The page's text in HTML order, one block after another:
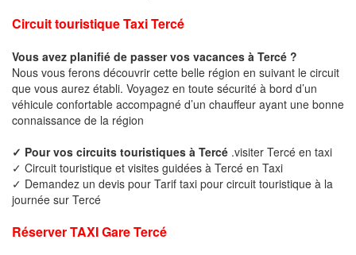
Circuit touristique Taxi Tercé
Vous avez planifié de passer vos vacances à Tercé ?
Nous vous ferons découvrir cette belle région en suivant le circuit
que vous aurez établi. Voyagez en toute sécurité à bord d’un
véhicule confortable accompagné d’un chauffeur ayant une bonne
connaissance de la région
✓ Pour vos circuits touristiques à Tercé .visiter Tercé en taxi
✓ Circuit touristique et visites guidées à Tercé en Taxi
✓ Demandez un devis pour Tarif taxi pour circuit touristique à la
journée sur Tercé
Réserver TAXI Gare Tercé